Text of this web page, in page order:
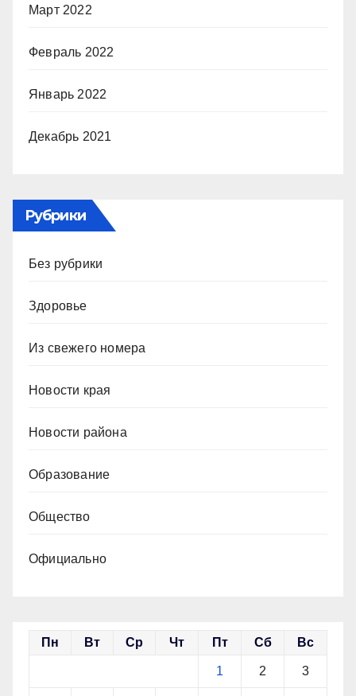
Март 2022
Февраль 2022
Январь 2022
Декабрь 2021
Рубрики
Без рубрики
Здоровье
Из свежего номера
Новости края
Новости района
Образование
Общество
Официально
Пн Вт Ср Чт Пт Сб Вс
1 2 3